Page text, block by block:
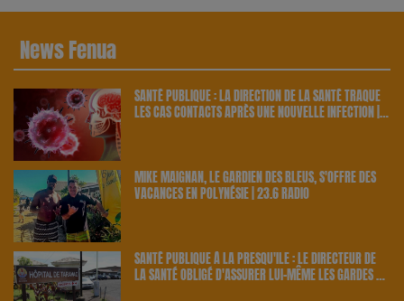
News Fenua
SANTÉ PUBLIQUE : LA DIRECTION DE LA SANTÉ TRAQUE
LES CAS CONTACTS APRÈS UNE NOUVELLE INFECTION |
MIKE MAIGNAN, LE GARDIEN DES BLEUS, S'OFFRE DES
VACANCES EN POLYNÉSIE | 23.6 RADIO
SANTÉ PUBLIQUE À LA PRESQU'ÎLE : LE DIRECTEUR DE
LA SANTÉ OBLIGÉ D'ASSURER LUI-MÊME LES GARDES À